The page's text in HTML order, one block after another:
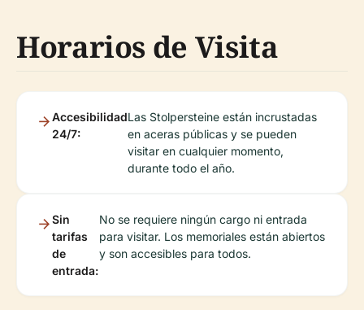
Horarios de Visita
Accesibilidad
24/7:
Las Stolpersteine están incrustadas
en aceras públicas y se pueden
visitar en cualquier momento,
durante todo el año.
Sin
tarifas
de
entrada:
No se requiere ningún cargo ni entrada
para visitar. Los memoriales están abiertos
y son accesibles para todos.